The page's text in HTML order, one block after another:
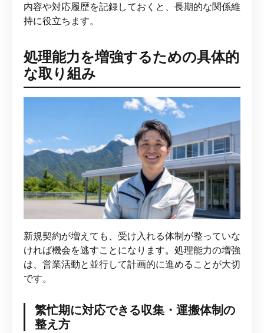
内容や対応履歴を記録しておくと、長期的な関係維
持に役立ちます。
処理能力を増強するための具体的
な取り組み
新規契約が増えても、受け入れる体制が整っていな
ければ機会を逃すことになります。処理能力の増強
は、営業活動と並行して計画的に進めることが大切
です。
繁忙期に対応できる収集・運搬体制の
整え方